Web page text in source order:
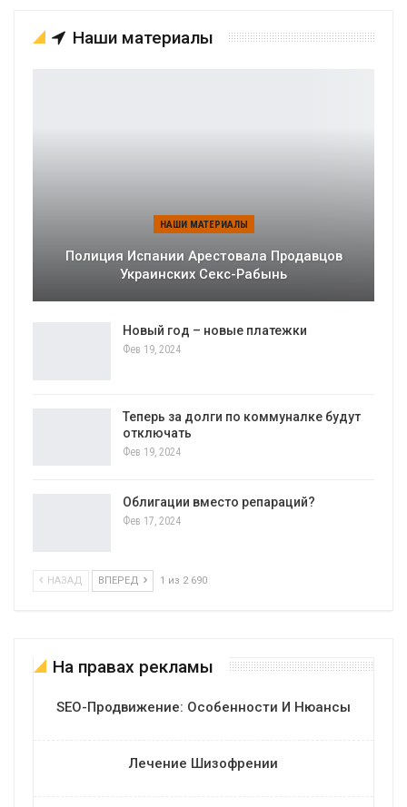
Наши материалы
НАШИ МАТЕРИАЛЫ
Полиция Испании Арестовала Продавцов
Украинских Секс-Рабынь
Новый год – новые платежки
Фев 19, 2024
Теперь за долги по коммуналке будут
отключать
Фев 19, 2024
Облигации вместо репараций?
Фев 17, 2024
НАЗАД ВПЕРЕД 1 из 2 690
На правах рекламы
SEO-Продвижение: Особенности И Нюансы
Лечение Шизофрении